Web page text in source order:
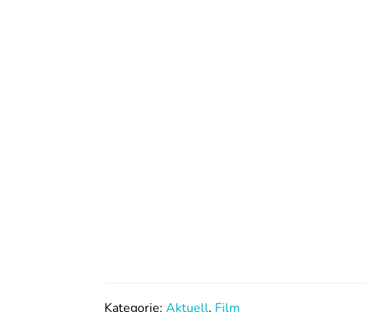
Kategorie: Aktuell, Film